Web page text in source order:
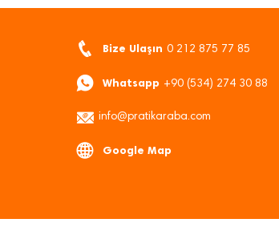
Bize Ulaşın 0 212 875 77 85
Whatsapp +90 (534) 274 30 88
info@pratikaraba.com
Google Map